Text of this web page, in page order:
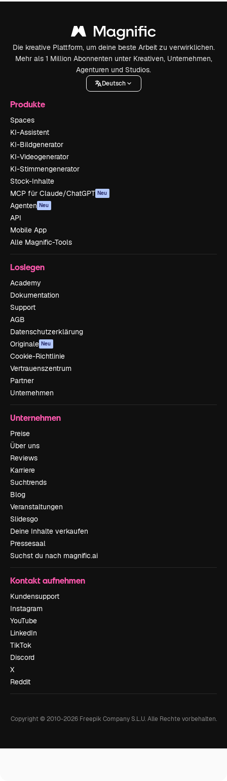
Die kreative Plattform, um deine beste Arbeit zu verwirklichen.
Mehr als 1 Million Abonnenten unter Kreativen, Unternehmen,
Agenturen und Studios.
Deutsch
Produkte
Spaces
KI-Assistent
KI-Bildgenerator
KI-Videogenerator
KI-Stimmengenerator
Stock-Inhalte
MCP für Claude/ChatGPT Neu
Agenten Neu
API
Mobile App
Alle Magnific-Tools
Loslegen
Academy
Dokumentation
Support
AGB
Datenschutzerklärung
Originale Neu
Cookie-Richtlinie
Vertrauenszentrum
Partner
Unternehmen
Unternehmen
Preise
Über uns
Reviews
Karriere
Suchtrends
Blog
Veranstaltungen
Slidesgo
Deine Inhalte verkaufen
Pressesaal
Suchst du nach magnific.ai
Kontakt aufnehmen
Kundensupport
Instagram
YouTube
LinkedIn
TikTok
Discord
X
Reddit
Copyright © 2010-2026Freepik Company S.L.U. Alle Rechte vorbehalten.